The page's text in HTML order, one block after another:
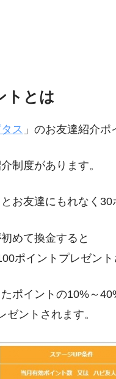
トとは
ス 」のお友達紹介ポ
制度があります。
お友達にもれなく30
めて換金すると
ポイントプレゼント
ポイントの10%～
ントされます。